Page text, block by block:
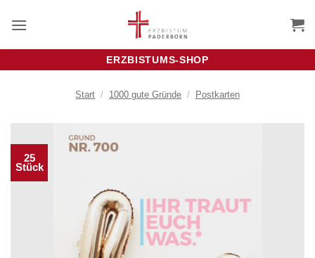
Inhalt
ERZBISTUMS-SHOP
Start / 1000 gute Gründe / Postkarten
25
Stück